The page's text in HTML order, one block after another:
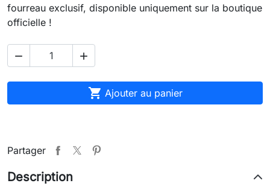
fourreau exclusif, disponible uniquement sur la boutique
officielle !
 
 Ajouter au panier
Partager
Description